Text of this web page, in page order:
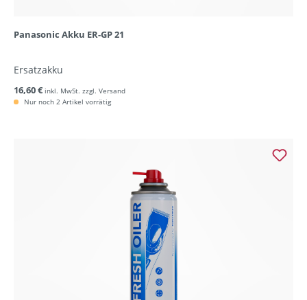
Panasonic Akku ER-GP 21
Ersatzakku
16,60 € inkl. MwSt. zzgl. Versand
Nur noch 2 Artikel vorrätig